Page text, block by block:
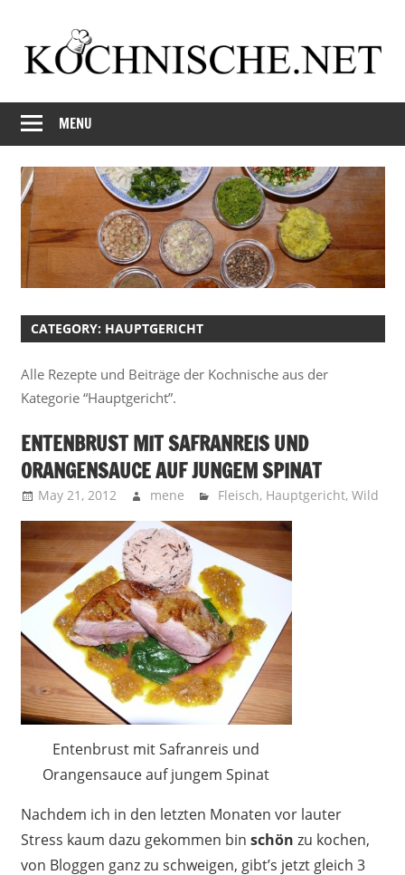
content
Kochnische.net
another
Foodblog
MENU
CATEGORY: HAUPTGERICHT
Alle Rezepte und Beiträge der Kochnische aus der
Kategorie “Hauptgericht”.
ENTENBRUST MIT SAFRANREIS UND
ORANGENSAUCE AUF JUNGEM SPINAT
May 21, 2012 mene Fleisch, Hauptgericht,Wild
Entenbrust mit Safranreis und
Orangensauce auf jungem Spinat
Nachdem ich in den letzten Monaten vor lauter
Stress kaum dazu gekommen bin schön zu kochen,
von Bloggen ganz zu schweigen, gibt’s jetzt gleich 3